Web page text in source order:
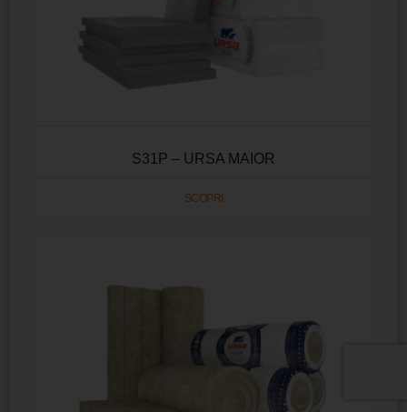
S31P – URSA MAIOR
SCOPRI